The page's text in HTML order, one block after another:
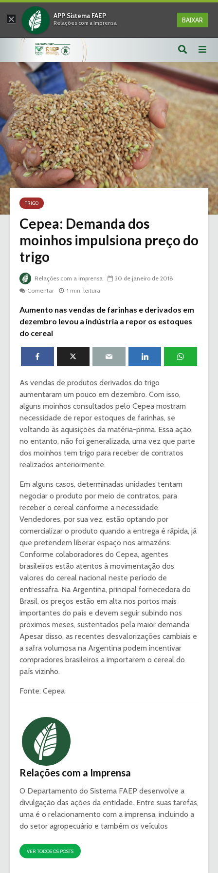
× APP Sistema FAEP
Relações com a Imprensa BAIXAR
TRIGO
Cepea: Demanda dos
moinhos impulsiona preço do
trigo
Relações com a Imprensa
30 de janeiro de 2018
Comentar
1 min. leitura
Aumento nas vendas de farinhas e derivados em
dezembro levou a indústria a repor os estoques
do cereal
As vendas de produtos derivados do trigo
aumentaram um pouco em dezembro. Com isso,
alguns moinhos consultados pelo Cepea mostram
necessidade de repor estoques de farinhas, se
voltando às aquisições da matéria-prima. Essa ação,
no entanto, não foi generalizada, uma vez que parte
dos moinhos tem trigo para receber de contratos
realizados anteriormente.
Em alguns casos, determinadas unidades tentam
negociar o produto por meio de contratos, para
receber o cereal conforme a necessidade.
Vendedores, por sua vez, estão optando por
comercializar o produto quando a entrega é rápida, já
que pretendem liberar espaço nos armazéns.
Conforme colaboradores do Cepea, agentes
brasileiros estão atentos à movimentação dos
valores do cereal nacional neste período de
entressafra. Na Argentina, principal fornecedora do
Brasil, os preços estão em alta nos portos mais
importantes do país e devem seguir subindo nos
próximos meses, sustentados pela maior demanda.
Apesar disso, as recentes desvalorizações cambiais e
a safra volumosa na Argentina podem incentivar
compradores brasileiros a importarem o cereal do
país vizinho.
Fonte: Cepea
Relações com a Imprensa
O Departamento do Sistema FAEP desenvolve a
divulgação das ações da entidade. Entre suas tarefas,
uma é o relacionamento com a imprensa, incluindo a
do setor agropecuário e também os veículos
VER TODOS OS POSTS